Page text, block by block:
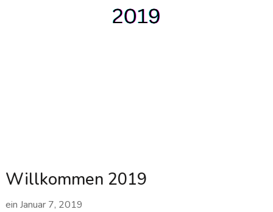
Willkommen 2019
ein Januar 7, 2019